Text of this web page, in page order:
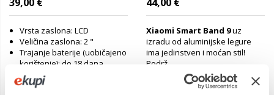
Vrsta zaslona: LCD
Veličina zaslona: 2 "
Trajanje baterije (uobičajeno
korištenje): do 18 dana
Materijal (remen): TPU
Xiaomi Smart Band 9uz
izradu od aluminijske legure
ima jedinstven i moćan stil!
Podrž...